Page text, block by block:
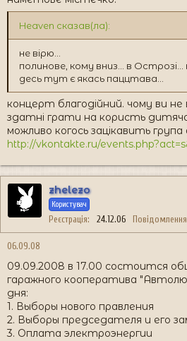
Heaven сказав(ла):
не вірю...
полинове, кому вниз... в Острозі...
десь тут є якась паццтава...
концерт благодійний. чому ви
здатні грати на користь
можливо когось зацікавить
http://vkontakte.ru/
zhelezo
Користувач
Реєстрація 24.12.06 Повідомлення
06.09.08
09.09.2008 в 17.00 состоится
гаражного кооператива
дня:
1. Выборы нового правления
2. Выборы председателя и его
3. Оплата электроэнергии